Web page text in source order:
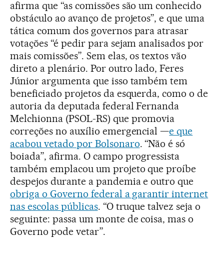
afirma que “as comissões são um conhecido
obstáculo ao avanço de projetos”, e que uma
tática comum dos governos para atrasar
votações “é pedir para sejam analisados por
mais comissões”. Sem elas, os textos vão
direto a plenário. Por outro lado, Feres
Júnior argumenta que isso também tem
beneficiado projetos da esquerda, como o de
autoria da deputada federal Fernanda
Melchionna (PSOL-RS) que promovia
correções no auxílio emergencial —e que
acabou vetado por Bolsonaro. “Não é só
boiada”, afirma. O campo progressista
também emplacou um projeto que proíbe
despejos durante a pandemia e outro que
obriga o Governo federal a garantir internet
nas escolas públicas. “O truque talvez seja o
seguinte: passa um monte de coisa, mas o
Governo pode vetar”.